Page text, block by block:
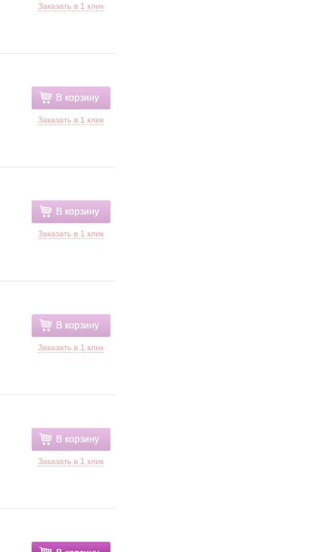
Заказать в 1 клик
В корзину
Заказать в 1 клик
В корзину
Заказать в 1 клик
В корзину
Заказать в 1 клик
В корзину
Заказать в 1 клик